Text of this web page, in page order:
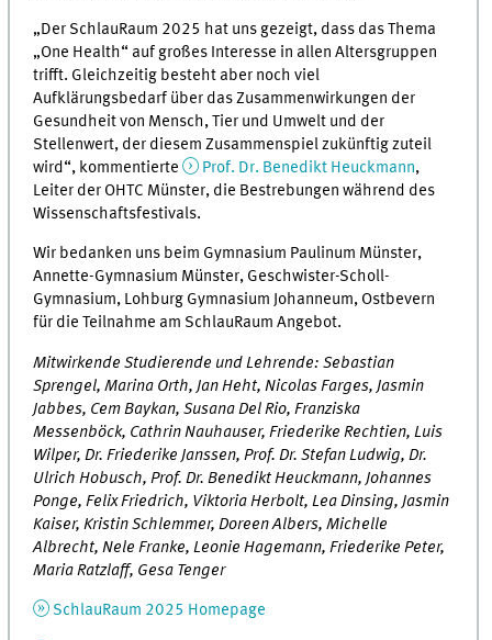
„Der SchlauRaum 2025 hat uns gezeigt, dass das Thema
„One Health“ auf großes Interesse in allen Altersgruppen
trifft. Gleichzeitig besteht aber noch viel
Aufklärungsbedarf über das Zusammenwirkungen der
Gesundheit von Mensch, Tier und Umwelt und der
Stellenwert, der diesem Zusammenspiel zukünftig zuteil
wird“, kommentierte
Prof. Dr. Benedikt Heuckmann,
Leiter der OHTC Münster, die Bestrebungen während des
Wissenschaftsfestivals.
Wir bedanken uns beim Gymnasium Paulinum Münster,
Annette-Gymnasium Münster, Geschwister-Scholl-
Gymnasium, Lohburg Gymnasium Johanneum, Ostbevern
für die Teilnahme am SchlauRaum Angebot.
Mitwirkende Studierende und Lehrende: Sebastian
Sprengel, Marina Orth, Jan Heht, Nicolas Farges, Jasmin
Jabbes, Cem Baykan, Susana Del Rio, Franziska
Messenböck, Cathrin Nauhauser, Friederike Rechtien, Luis
Wilper, Dr. Friederike Janssen, Prof. Dr. Stefan Ludwig, Dr.
Ulrich Hobusch, Prof. Dr. Benedikt Heuckmann, Johannes
Ponge, Felix Friedrich, Viktoria Herbolt, Lea Dinsing, Jasmin
Kaiser, Kristin Schlemmer, Doreen Albers, Michelle
Albrecht, Nele Franke, Leonie Hagemann, Friederike Peter,
Maria Ratzlaff, Gesa Tenger
SchlauRaum 2025 Homepage